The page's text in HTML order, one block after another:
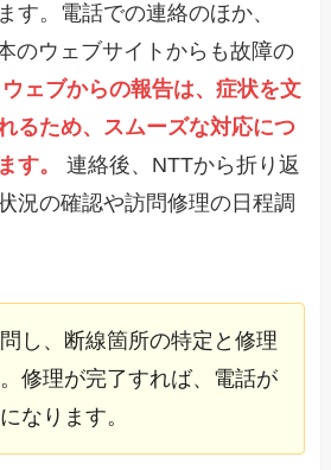
す。電話での連絡のほか、
のウェブサイトからも故障の
ウェブからの報告は、症状を文
るため、スムーズな対応につ
す。
連絡後、NTTから折り返
況の確認や訪問修理の日程調
し、断線箇所の特定と修理
修理が完了すれば、電話が
なります。